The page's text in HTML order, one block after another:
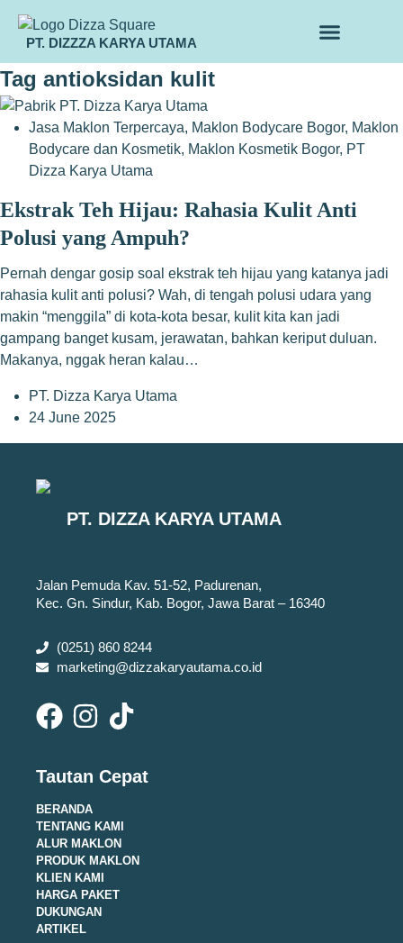
PT. DIZZZA KARYA UTAMA
Tag antioksidan kulit
Jasa Maklon Terpercaya, Maklon Bodycare Bogor, Maklon
Bodycare dan Kosmetik, Maklon Kosmetik Bogor, PT
Dizza Karya Utama
Ekstrak Teh Hijau: Rahasia Kulit Anti
Polusi yang Ampuh?
Pernah dengar gosip soal ekstrak teh hijau yang katanya jadi
rahasia kulit anti polusi? Wah, di tengah polusi udara yang
makin “menggila” di kota-kota besar, kulit kita kan jadi
gampang banget kusam, jerawatan, bahkan keriput duluan.
Makanya, nggak heran kalau…
PT. Dizza Karya Utama
24 June 2025
PT. DIZZA KARYA UTAMA
Jalan Pemuda Kav. 51-52, Padurenan,
Kec. Gn. Sindur, Kab. Bogor, Jawa Barat – 16340
(0251) 860 8244
marketing@dizzakaryautama.co.id
Tautan Cepat
BERANDA
TENTANG KAMI
ALUR MAKLON
PRODUK MAKLON
KLIEN KAMI
HARGA PAKET
DUKUNGAN
ARTIKEL